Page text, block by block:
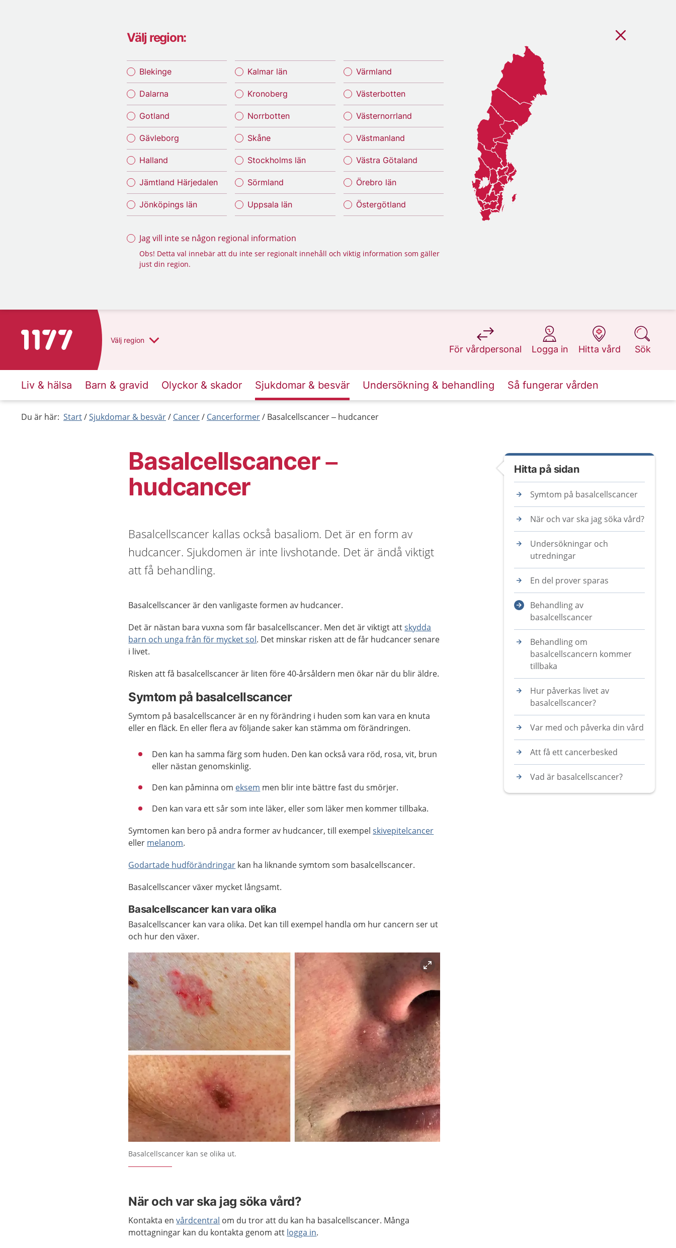
Välj region:
Blekinge
Dalarna
Gotland
Gävleborg
Halland
Jämtland Härjedalen
Jönköpings län
Kalmar län
Kronoberg
Norrbotten
Skåne
Stockholms län
Sörmland
Uppsala län
Värmland
Västerbotten
Västernorrland
Västmanland
Västra Götaland
Örebro län
Östergötland
Jag vill inte se någon regional information
Obs! Detta val innebär att du inte ser regionalt innehåll och viktig information som gäller
just din region.
Till startsidan för 1177 Välj region
För vårdpersonal
på 1177.se
Logga in
på 1177.se
Hitta vård
på 1177.se
Sök
på 1177.se
Liv & hälsa Barn & gravid Olyckor & skador Sjukdomar & besvär Undersökning & behandling Så fungerar vården
Du är här: Start Sjukdomar & besvär Cancer Cancerformer Basalcellscancer – hudcancer
Basalcellscancer –
hudcancer
Basalcellscancer kallas också basaliom. Det är en form av
hudcancer. Sjukdomen är inte livshotande. Det är ändå viktigt
att få behandling.
Basalcellscancer är den vanligaste formen av hudcancer.
Det är nästan bara vuxna som får basalcellscancer. Men det är viktigt attskydda
barn och unga från för mycket sol. Det minskar risken att de får hudcancer senare
i livet.
Risken att få basalcellscancer är liten före 40-årsåldern men ökar när du blir äldre.
Symtom på basalcellscancer
Symtom på basalcellscancer är en ny förändring i huden som kan vara en knuta
eller en fläck. En eller flera av följande saker kan stämma om förändringen.
Den kan ha samma färg som huden. Den kan också vara röd, rosa, vit, brun
eller nästan genomskinlig.
Den kan påminna om eksem men blir inte bättre fast du smörjer.
Den kan vara ett sår som inte läker, eller som läker men kommer tillbaka.
Symtomen kan bero på andra former av hudcancer, till exempelskivepitelcancer
eller melanom.
Godartade hudförändringar kan ha liknande symtom som basalcellscancer.
Basalcellscancer växer mycket långsamt.
Basalcellscancer kan vara olika
Basalcellscancer kan vara olika. Det kan till exempel handla om hur cancern ser ut
och hur den växer.
Förstora bilden
Basalcellscancer kan se olika ut.
När och var ska jag söka vård?
Kontakta envårdcentral om du tror att du kan ha basalcellscancer. Många
mottagningar kan du kontakta genom att logga in.
Hitta på sidan
Symtom på basalcellscancer
När och var ska jag söka vård?
Undersökningar och
utredningar
En del prover sparas
Behandling av
basalcellscancer
Behandling om
basalcellscancern kommer
tillbaka
Hur påverkas livet av
basalcellscancer?
Var med och påverka din vård
Att få ett cancerbesked
Vad är basalcellscancer?